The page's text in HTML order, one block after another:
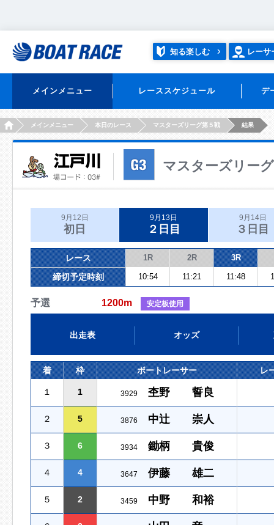
知る楽しむ レーサ
メインメニュー レーススケジュール デ
HOMEメインメニュー 本日のレース マスターズリーグ第５戦 結果
マスターズリー
9月12日
初日
9月13日
２日目
9月14日
３日目
レース 1R 2R 3R
締切予定時刻 10:54 11:21 11:48
予選 1200m 安定板使用
出走表 オッズ
着 枠 ボートレーサー レ
１ 1 3929 杢野 誓良
２ 5 3876 中辻 崇人
３ 6 3934 鋤柄 貴俊
４ 4 3647 伊藤 雄二
５ 2 3459 中野 和裕